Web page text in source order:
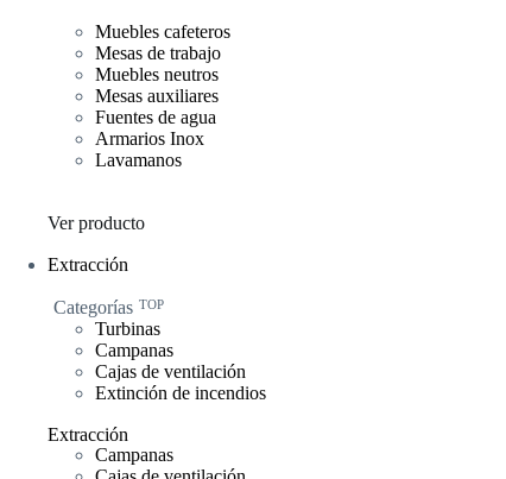
Muebles cafeteros
Mesas de trabajo
Muebles neutros
Mesas auxiliares
Fuentes de agua
Armarios Inox
Lavamanos
Ver producto
Extracción
Categorías TOP
Turbinas
Campanas
Cajas de ventilación
Extinción de incendios
Extracción
Campanas